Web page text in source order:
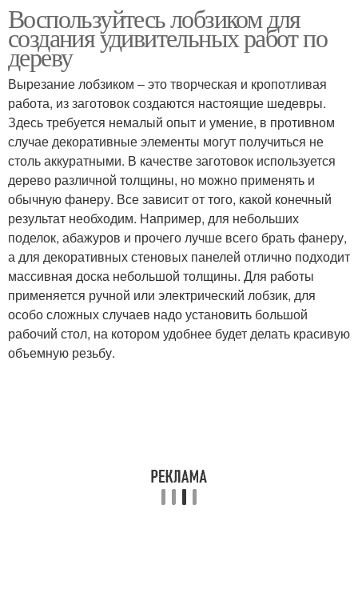
Стамески для резьбы Лобзик по дереву
Работы при резьбе
Плоскорельефная
резьба
Пропильная резьба Прорезная резьба
Накладная резьба
Электролобзик по
дереву
Воспользуйтесь лобзиком для
создания удивительных работ по
дереву
Вырезание лобзиком – это творческая и кропотливая
работа, из заготовок создаются настоящие шедевры.
Здесь требуется немалый опыт и умение, в противном
случае декоративные элементы могут получиться не
столь аккуратными. В качестве заготовок используется
дерево различной толщины, но можно применять и
обычную фанеру. Все зависит от того, какой конечный
результат необходим. Например, для небольших
поделок, абажуров и прочего лучше всего брать фанеру,
а для декоративных стеновых панелей отлично подходит
массивная доска небольшой толщины. Для работы
применяется ручной или электрический лобзик, для
особо сложных случаев надо установить большой
рабочий стол, на котором удобнее будет делать красивую
объемную резьбу.